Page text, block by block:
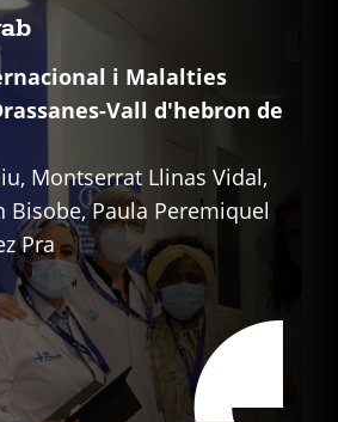
i Malalties
Vall d'hebron de
Montserrat Llinas Vidal,
Bisobe, Paula Peremiquel
Pra